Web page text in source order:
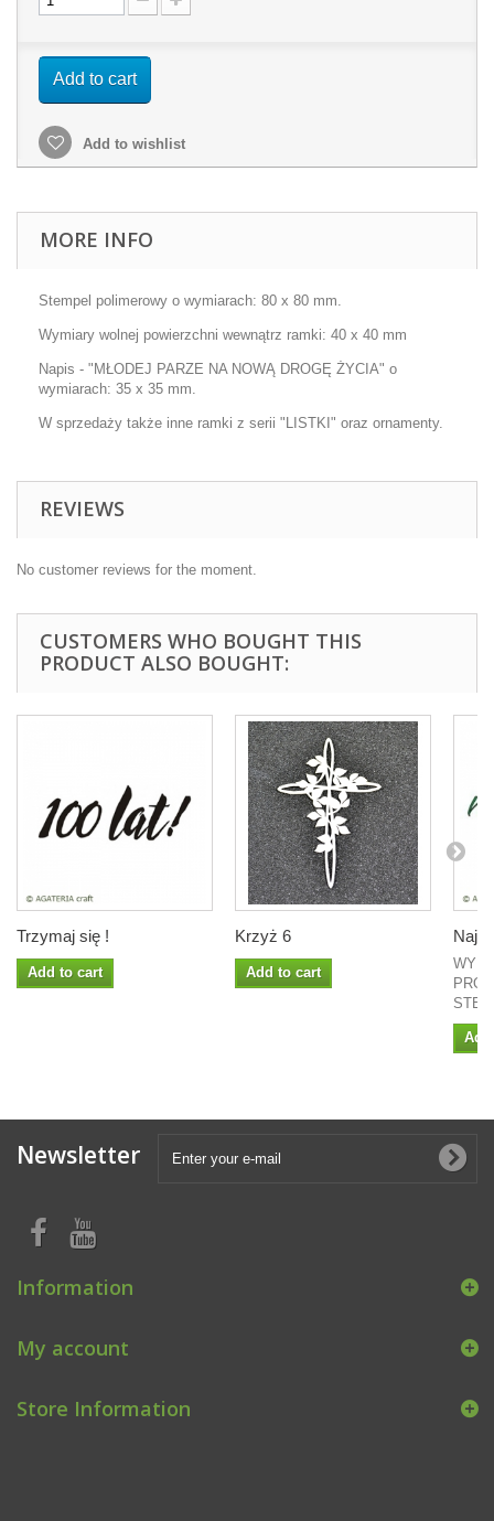
Add to cart
Add to wishlist
MORE INFO
Stempel polimerowy o wymiarach: 80 x 80 mm.
Wymiary wolnej powierzchni wewnątrz ramki: 40 x 40 mm
Napis - "MŁODEJ PARZE NA NOWĄ DROGĘ ŻYCIA" o
wymiarach: 35 x 35 mm.
W sprzedaży także inne ramki z serii "LISTKI" oraz ornamenty.
REVIEWS
No customer reviews for the moment.
CUSTOMERS WHO BOUGHT THIS
PRODUCT ALSO BOUGHT:
Trzymaj się !
Add to cart
Krzyż 6
Add to cart
Newsletter
Information
My account
Store Information